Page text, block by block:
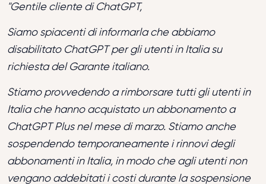
"Gentile cliente di ChatGPT,
Siamo spiacenti di informarla che abbiamo
disabilitato ChatGPT per gli utenti in Italia su
richiesta del Garante italiano.
Stiamo provvedendo a rimborsare tutti gli utenti in
Italia che hanno acquistato un abbonamento a
ChatGPT Plus nel mese di marzo. Stiamo anche
sospendendo temporaneamente i rinnovi degli
abbonamenti in Italia, in modo che agli utenti non
vengano addebitati i costi durante la sospensione